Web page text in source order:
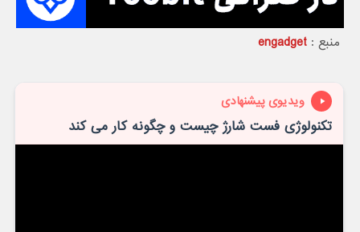
منبع :engadget
ویدیوی پیشنهادی
تکنولوژی فست شارژ چیست و چگونه کار می کند